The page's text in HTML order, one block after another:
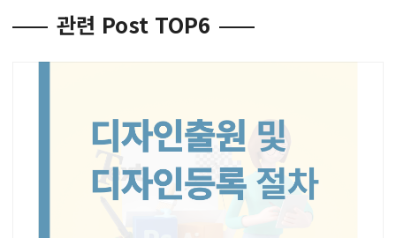
관련 Post TOP6